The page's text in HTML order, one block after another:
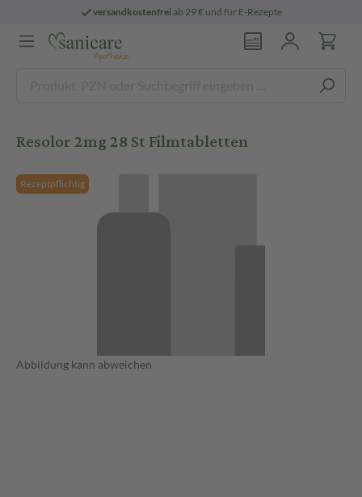
versandkostenfreiab 29 € und für E-Rezepte
Resolor 2mg 28 St Filmtabletten
Rezeptpflichtig
Abbildung kann abweichen